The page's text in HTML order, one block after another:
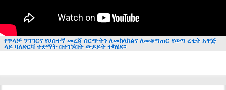
የጥላቻ ንግግርና የሀሰተኛ መረጃ ስርጭትን ለመከላከልና ለመቆጣጠር የወጣ ረቂቅ አዋጅ
ላይ ባለድርሻ ተቋማት በተገኙበት ውይይት ተካሄደ፡፡